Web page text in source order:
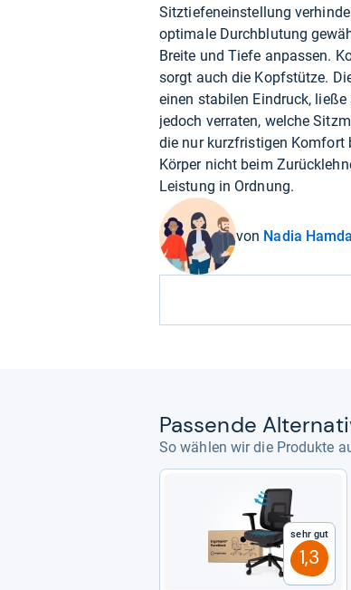
Sitztiefeneinstellung
optimale Durchblutung
Breite und Tiefe anpassen.
sorgt auch die Kopfstütze.
einen stabilen Eindruck,
jedoch verraten, welche
die nur kurzfristigen Komfort
Körper nicht beim
Leistung in Ordnung.
von Nadia
Pas­sende
So wählen wir die Produkte
Sehr gut
1,3